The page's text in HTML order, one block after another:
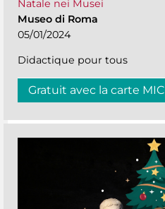
Natale nei Musei
Museo di Roma
05/01/2024
Didactique pour tous
Gratuit avec la carte MIC